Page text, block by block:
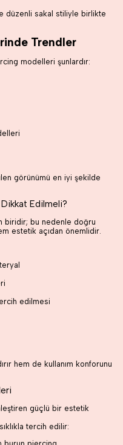
düzenli sakal stiliyle birlikte
Trendler
modelleri şunlardır:
görünümü en iyi şekilde
Edilmeli?
biridir; bu nedenle doğru
estetik açıdan önemlidir.
edilmesi
hem de kullanım konforunu
güçlü bir estetik
tercih edilir: